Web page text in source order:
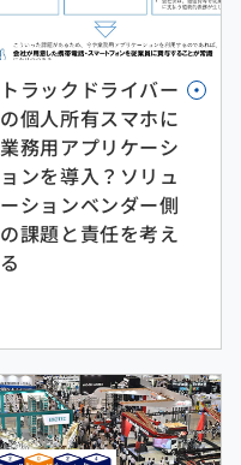
トラックドライバー
の個人所有スマホに
業務用アプリケーシ
ョンを導入？ソリュ
ーションベンダー側
の課題と責任を考え
る